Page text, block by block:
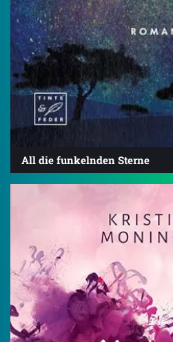
All die funkelnden Sterne